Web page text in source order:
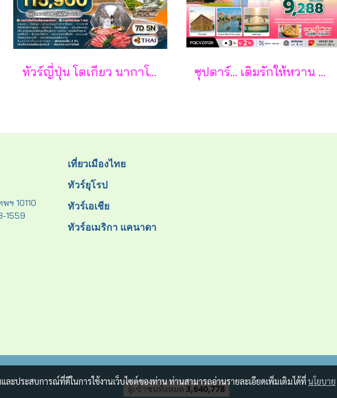
ทัวร์ญี่ปุ่น โตเกียว นากาโน่ ยามานาชิ 7 วัน - TG ซุปตาร์... เติมรักให้หวาน กลางเกาะฟูก๊วก 3 วัน 2 คืน - VZ
ฯ 10110
1559
เที่ยวเมืองไทย
ทัวร์ยุโรป
ทัวร์เอเชีย
ทัวร์อเมริกา แคนาดา
ผู้เข้าชมวันนี้
1,521
ะประสบการณ์ที่ดีในการใช้งานเว็บไซต์ของท่าน ท่านสามารถอ่านรายละเอียดเพิ่มเติมได้ที่นโยบาย